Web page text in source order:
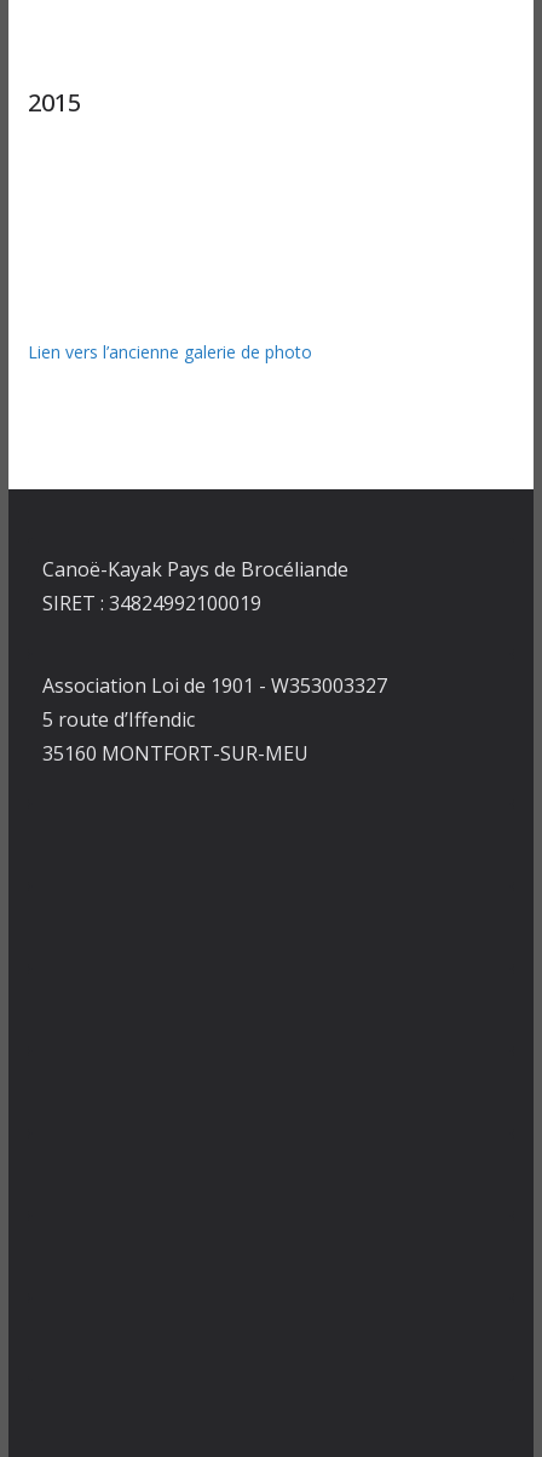
2015
Lien vers l’ancienne galerie de photo
Canoë-Kayak Pays de Brocéliande
SIRET : 34824992100019
Association Loi de 1901 - W353003327
5 route d’Iffendic
35160 MONTFORT-SUR-MEU